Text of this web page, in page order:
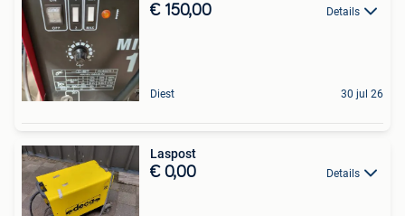
€ 150,00 Details
Diest 30 jul 26
Laspost
€ 0,00 Details